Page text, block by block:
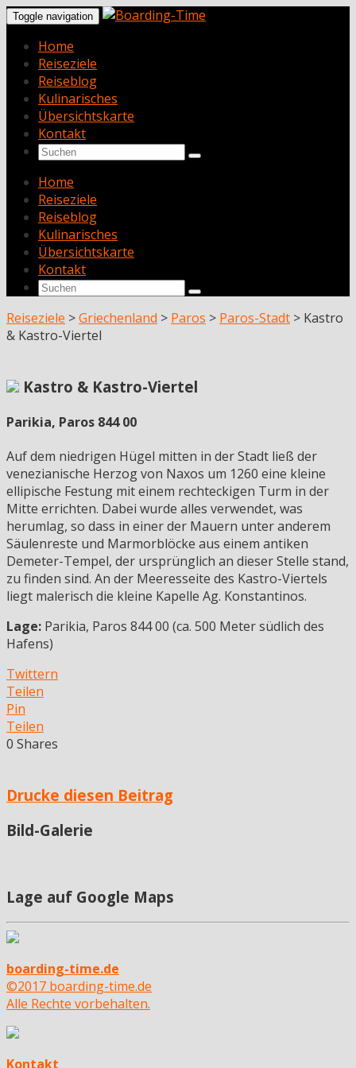
Toggle navigation
Home
Reiseziele
Reiseblog
Kulinarisches
Übersichtskarte
Kontakt
Home
Reiseziele
Reiseblog
Kulinarisches
Übersichtskarte
Kontakt
Reiseziele >Griechenland > Paros > Paros-Stadt > Kastro
& Kastro-Viertel
Kastro & Kastro-Viertel
Parikia, Paros 844 00
Auf dem niedrigen Hügel mitten in der Stadt ließ der
venezianische Herzog von Naxos um 1260 eine kleine
ellipische Festung mit einem rechteckigen Turm in der
Mitte errichten. Dabei wurde alles verwendet, was
herumlag, so dass in einer der Mauern unter anderem
Säulenreste und Marmorblöcke aus einem antiken
Demeter-Tempel, der ursprünglich an dieser Stelle stand,
zu finden sind. An der Meeresseite des Kastro-Viertels
liegt malerisch die kleine Kapelle Ag. Konstantinos.
Lage: Parikia, Paros 844 00 (ca. 500 Meter südlich des
Hafens)
Twittern
Teilen
Pin
Teilen
0 Shares
Drucke diesen Beitrag
Bild-Galerie
Lage auf Google Maps
boarding-time.de
©2017 boarding-time.de
Alle Rechte vorbehalten.
Kontakt